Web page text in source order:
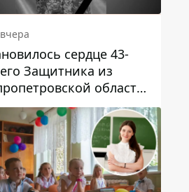
сердце 43-
Защитника из
области
Зинченко